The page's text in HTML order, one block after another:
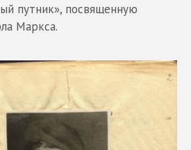
путник», посвященную
Маркса.